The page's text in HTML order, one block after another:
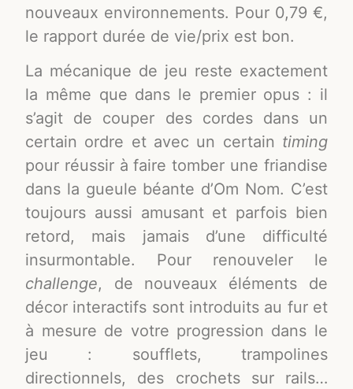
nouveaux environnements. Pour 0,79 €,
le rapport durée de vie/prix est bon.
La mécanique de jeu reste exactement
la même que dans le premier opus : il
s’agit de couper des cordes dans un
certain ordre et avec un certain timing
pour réussir à faire tomber une friandise
dans la gueule béante d’Om Nom. C’est
toujours aussi amusant et parfois bien
retord, mais jamais d’une difficulté
insurmontable. Pour renouveler le
challenge, de nouveaux éléments de
décor interactifs sont introduits au fur et
à mesure de votre progression dans le
jeu : soufflets, trampolines
directionnels, des crochets sur rails…